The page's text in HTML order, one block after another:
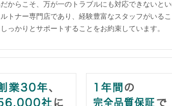
からこそ、万が一のトラブルにも対応できないとい
トナー専門店であり、経験豊富なスタッフがいるこ
っかりとサポートすることをお約束しています。